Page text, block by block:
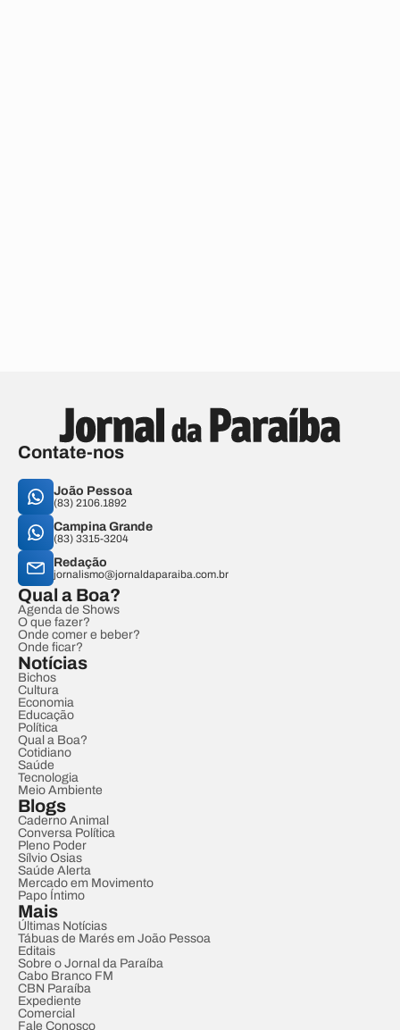
Contate-nos
João Pessoa
(83) 2106.1892
Campina Grande
(83) 3315-3204
Redação
jornalismo@jornaldaparaiba.com.br
Qual a Boa?
Agenda de Shows
O que fazer?
Onde comer e beber?
Onde ficar?
Notícias
Bichos
Cultura
Economia
Educação
Política
Qual a Boa?
Cotidiano
Saúde
Tecnologia
Meio Ambiente
Blogs
Caderno Animal
Conversa Política
Pleno Poder
Sílvio Osias
Saúde Alerta
Mercado em Movimento
Papo Íntimo
Mais
Últimas Notícias
Tábuas de Marés em João Pessoa
Editais
Sobre o Jornal da Paraíba
Cabo Branco FM
CBN Paraíba
Expediente
Comercial
Fale Conosco